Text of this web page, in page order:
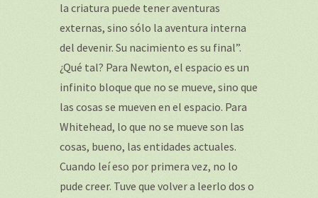
la criatura puede tener aventuras
externas, sino sólo la aventura interna
del devenir. Su nacimiento es su final”.
¿Qué tal? Para Newton, el espacio es un
infinito bloque que no se mueve, sino que
las cosas se mueven en el espacio. Para
Whitehead, lo que no se mueve son las
cosas, bueno, las entidades actuales.
Cuando leí eso por primera vez, no lo
pude creer. Tuve que volver a leerlo dos o